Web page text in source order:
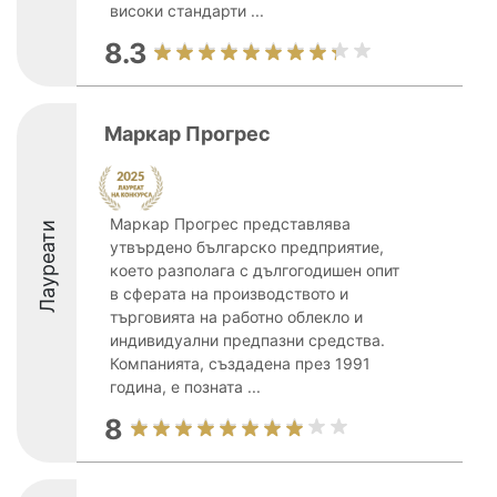
високи стандарти ...
8.3
Лауреати
Маркар Прогрес
Маркар Прогрес представлява
утвърдено българско предприятие,
което разполага с дългогодишен опит
в сферата на производството и
търговията на работно облекло и
индивидуални предпазни средства.
Компанията, създадена през 1991
година, е позната ...
8